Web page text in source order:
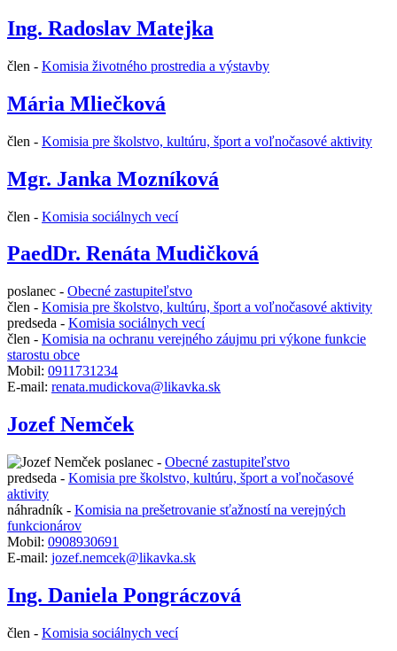
Ing. Radoslav Matejka
člen - Komisia životného prostredia a výstavby
Mária Mliečková
člen - Komisia pre školstvo, kultúru, šport a voľnočasové aktivity
Mgr. Janka Mozníková
člen - Komisia sociálnych vecí
PaedDr. Renáta Mudičková
poslanec - Obecné zastupiteľstvo
člen - Komisia pre školstvo, kultúru, šport a voľnočasové aktivity
predseda - Komisia sociálnych vecí
člen - Komisia na ochranu verejného záujmu pri výkone funkcie
starostu obce
Mobil: 0911731234
E-mail: renata.mudickova@likavka.sk
Jozef Nemček
poslanec - Obecné zastupiteľstvo
predseda - Komisia pre školstvo, kultúru, šport a voľnočasové
aktivity
náhradník - Komisia na prešetrovanie sťažností na verejných
funkcionárov
Mobil: 0908930691
E-mail: jozef.nemcek@likavka.sk
Ing. Daniela Pongráczová
člen - Komisia sociálnych vecí